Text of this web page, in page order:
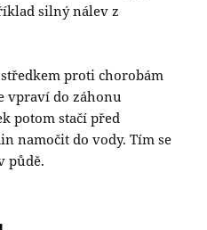
silný nálev z
proti chorobám
vpraví do záhonu
potom stačí před
namočit do vody. Tím se
půdě.